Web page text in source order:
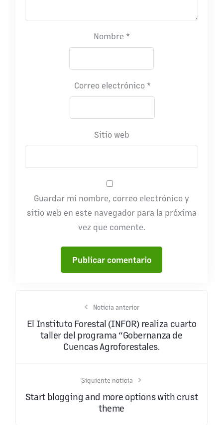
Nombre *
Correo electrónico *
Sitio web
Guardar mi nombre, correo electrónico y
sitio web en este navegador para la próxima
vez que comente.
Noticia anterior
El Instituto Forestal (INFOR) realiza cuarto
taller del programa “Gobernanza de
Cuencas Agroforestales.
Siguiente noticia
Start blogging and more options with crust
theme